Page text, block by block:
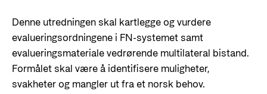
Postjournal
Personvern
Denne utredningen skal kartlegge og vurdere
evalueringsordningene i FN-systemet samt
evalueringsmateriale vedrørende multilateral bistand.
Formålet skal være å identifisere muligheter,
svakheter og mangler ut fra et norsk behov.